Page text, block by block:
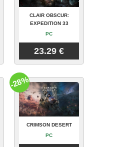
CLAIR OBSCUR:
EXPEDITION 33
PC
23.29 €
CRIMSON DESERT
PC
-28%